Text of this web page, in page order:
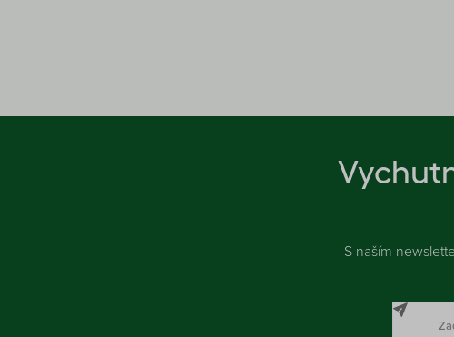
S naším